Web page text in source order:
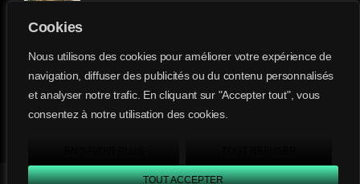
Cookies
Nous utilisons des cookies pour améliorer votre expérience de
navigation, diffuser des publicités ou du contenu personnalisés
et analyser notre trafic. En cliquant sur "Accepter tout", vous
consentez à notre utilisation des cookies.
TOUT ACCEPTER
Ici l’Ombre – mardi 28 juillet